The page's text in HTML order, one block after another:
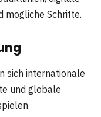
mögliche Schritte.
sich internationale
und globale